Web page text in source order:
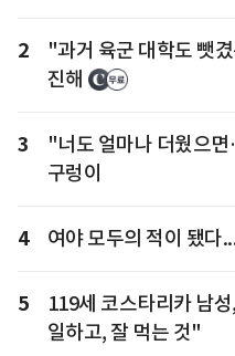
2
"과거 육군 대학도 뺏
진해
3
"너도 얼마나 더웠으
구렁이
4 여야 모두의 적이 됐다
5
119세 코스타리카 남
일하고, 잘 먹는 것"